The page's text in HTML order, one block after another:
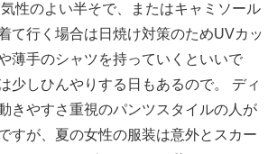
性のよい半そで、またはキャミソール
て行く場合は日焼け対策のためUVカッ
薄手のシャツを持っていくといいで
少しひんやりする日もあるので。 ディ
きやすさ重視のパンツスタイルの人が
すが、夏の女性の服装は意外とスカー